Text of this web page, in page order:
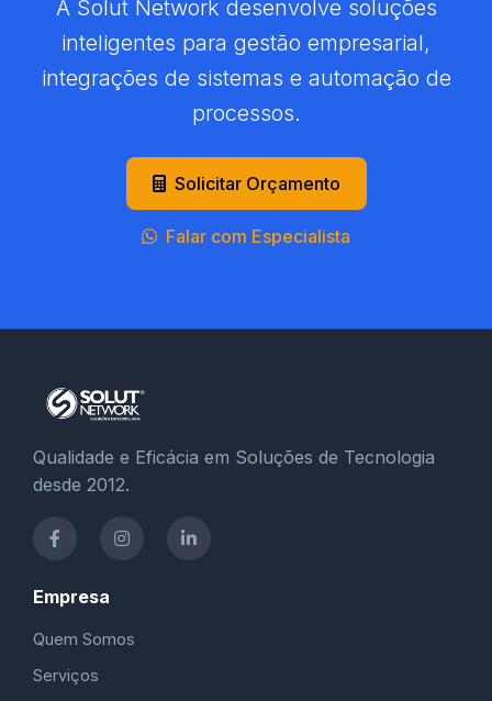
A Solut Network desenvolve soluções
inteligentes para gestão empresarial,
integrações de sistemas e automação de
processos.
Solicitar Orçamento
Falar com Especialista
Qualidade e Eficácia em Soluções de Tecnologia
desde 2012.
Empresa
Quem Somos
Serviços